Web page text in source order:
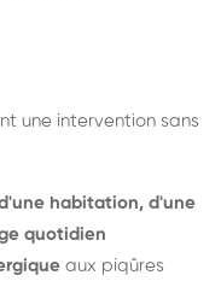
une intervention sans
habitation, d'une
quotidien
aux piqûres